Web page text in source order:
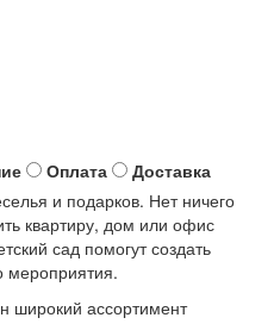
Оплата
Доставка
и подарков. Нет ничего
квартиру, дом или офис
сад помогут создать
мероприятия.
широкий ассортимент